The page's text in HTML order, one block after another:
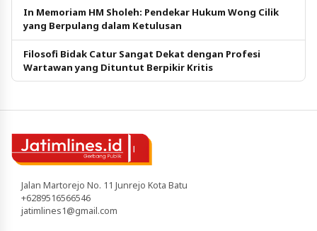
In Memoriam HM Sholeh: Pendekar Hukum Wong Cilik
yang Berpulang dalam Ketulusan
Filosofi Bidak Catur Sangat Dekat dengan Profesi
Wartawan yang Dituntut Berpikir Kritis
Jalan Martorejo No. 11 Junrejo Kota Batu
+6289516566546
jatimlines1@gmail.com